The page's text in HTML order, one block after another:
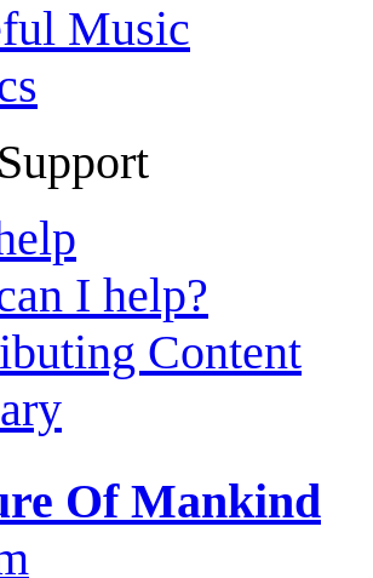
Music
I help?
Content
Of Mankind